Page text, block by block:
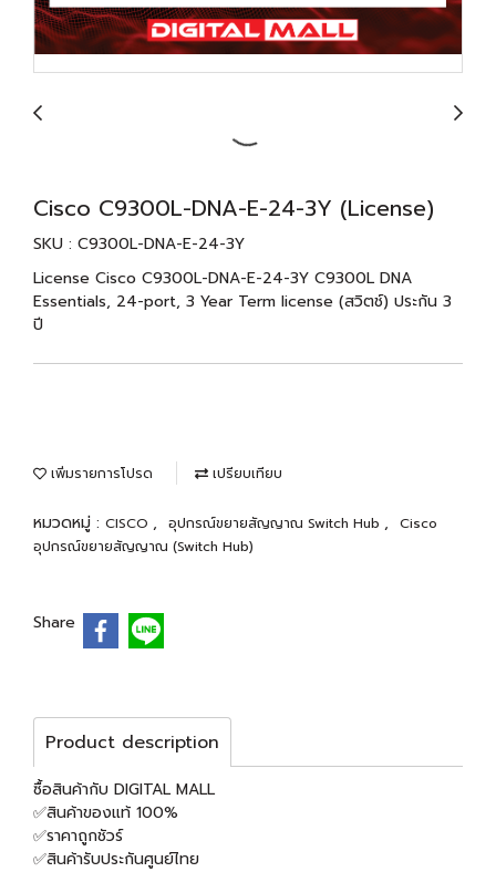
Cisco C9300L-DNA-E-24-3Y (License)
SKU : C9300L-DNA-E-24-3Y
License Cisco C9300L-DNA-E-24-3Y C9300L DNA
Essentials, 24-port, 3 Year Term license (สวิตช์) ประกัน 3
ปี
เพิ่มรายการโปรด เปรียบเทียบ
หมวดหมู่ : CISCO , อุปกรณ์ขยายสัญญาณ Switch Hub ,
Cisco
อุปกรณ์ขยายสัญญาณ (Switch Hub)
Share
Product description
ซื้อสินค้ากับ DIGITAL MALL
✅สินค้าของแท้ 100%
✅ราคาถูกชัวร์
✅สินค้ารับประกันศูนย์ไทย